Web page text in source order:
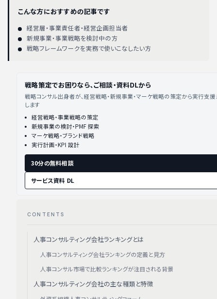
こんな方におすすめの記事です
経営層・事業責任者・経営企画担当者
新規事業・事業戦略を検討中の方
戦略フレームワークを実務で使いこなしたい方
戦略策定でお困りなら、ご相談・資料DLから
戦略コンサル出身者が、経営戦略・新規事業・マーケ戦略の策定から実行支
します
経営戦略・事業戦略の策定
新規事業の検討・PMF 探索
マーケ戦略・ブランド戦略
実行計画・KPI 設計
30分の無料相談
サービス資料 DL
CONTENTS
人事コンサルティング会社ランキングとは
人事コンサルティング会社ランキングの定義と見方
人事コンサル市場で比較ランキングが注目される背景
人事コンサルティング会社の主な種類と特徴